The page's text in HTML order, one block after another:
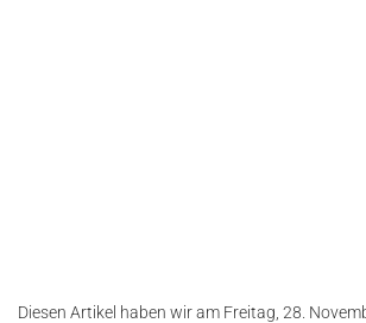
Diesen Artikel haben wir am Freitag, 28.